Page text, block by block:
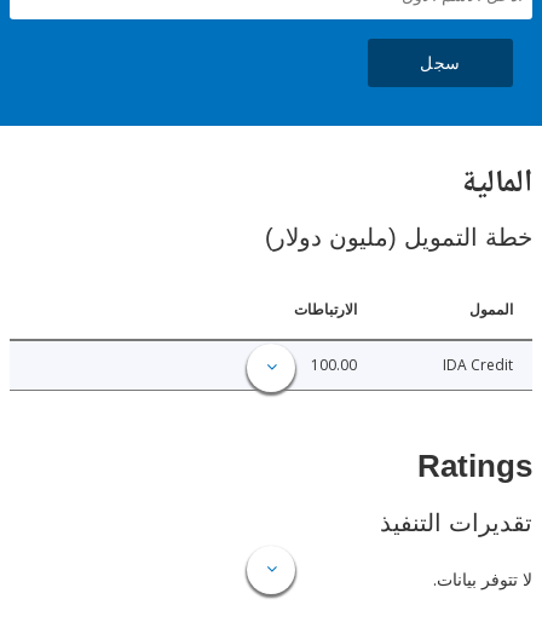
(مليون دولار)
الارتباطات
IDA
التنفيذ
بيانات.